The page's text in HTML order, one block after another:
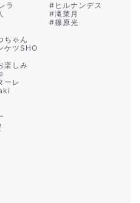
ラ
ちゃん
ケツSHO
楽しみ
ーレ
# ヒルナンデス
#滝菜月
#篠原光